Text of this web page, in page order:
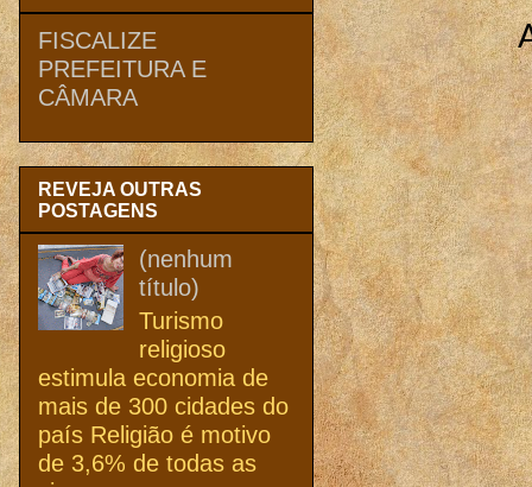
FISCALIZE
PREFEITURA E
CÂMARA
REVEJA OUTRAS
POSTAGENS
(nenhum
título)
Turismo
religioso
estimula economia de
mais de 300 cidades do
país Religião é motivo
de 3,6% de todas as